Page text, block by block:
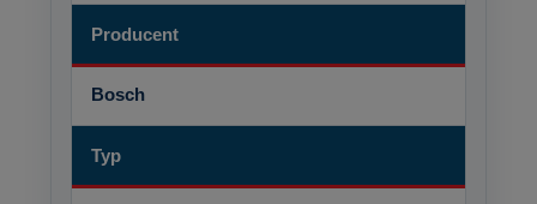
Producent
Bosch
Typ